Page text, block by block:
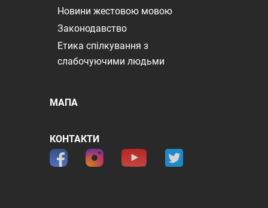
Новини жестовою мовою
Законодавство
Етика спілкування з
слабочуючими людьми
МАПА
КОНТАКТИ